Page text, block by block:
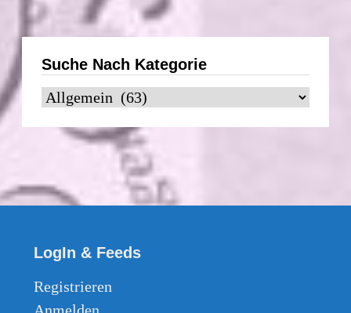
Suche Nach Kategorie
Suche
nach
Kategorie
LogIn & Feeds
Registrieren